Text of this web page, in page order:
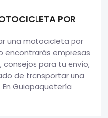
POR
una motocicleta por
encontrarás empresas
consejos para tu envío,
de transportar una
Guiapaquetería